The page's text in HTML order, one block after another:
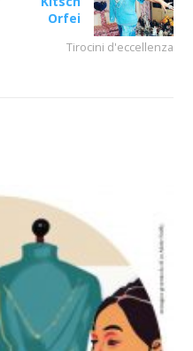
Orfei
Tirocini d'eccellenza